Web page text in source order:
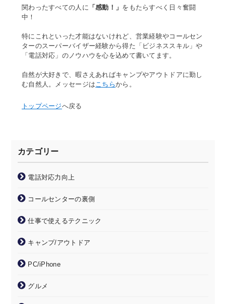
関わったすべての人に 「感動！」 をもたらすべく日々奮闘
中！
特にこれといった才能はないけれど、営業経験やコールセン
ターのスーパーバイザー経験から得た「ビジネススキル」や
「電話対応」のノウハウを心を込めて書いてます。
自然が大好きで、暇さえあればキャンプやアウトドアに勤し
む自然人。メッセージは こちらから。
トップページへ戻る
カテゴリー
電話対応力向上
コールセンターの裏側
仕事で使えるテクニック
キャンプ/アウトドア
PC/iPhone
グルメ